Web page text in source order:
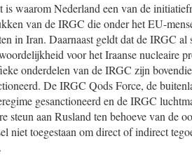
is waarom Nederland een van de
van de IRGC die onder het EU-
in Iran. Daarnaast geldt dat de IRGC
voor het Iraanse nucleaire
onderdelen van de IRGC zijn
De IRGC Qods Force, de
gesanctioneerd en de IRGC
steun aan Rusland ten behoeve van de
niet toegestaan om direct of indirect